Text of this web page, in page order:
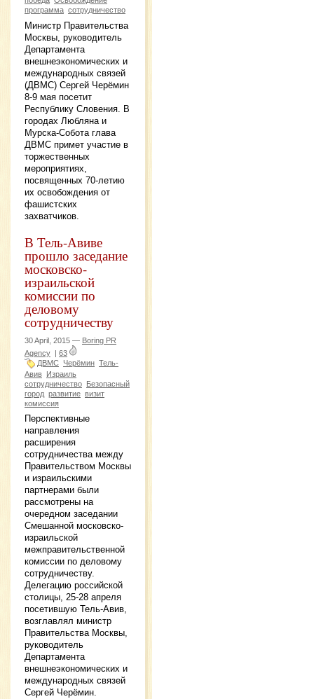
программа сотрудничество
Министр Правительства
Москвы, руководитель
Департамента
внешнеэкономических и
международных связей
(ДВМС) Сергей Черёмин
8-9 мая посетит
Республику Словения. В
городах Любляна и
Мурска-Собота глава
ДВМС примет участие в
торжественных
мероприятиях,
посвященных 70-летию
их освобождения от
фашистских
захватчиков.
В Тель-Авиве
прошло заседание
московско-
израильской
комиссии по
деловому
сотрудничеству
30 April, 2015 — Boring PR
Agency | 63
ДВМС Черёмин Тель-
Авив Израиль
сотрудничество Безопасный
город развитие визит
комиссия
Перспективные
направления
расширения
сотрудничества между
Правительством Москвы
и израильскими
партнерами были
рассмотрены на
очередном заседании
Смешанной московско-
израильской
межправительственной
комиссии по деловому
сотрудничеству.
Делегацию российской
столицы, 25-28 апреля
посетившую Тель-Авив,
возглавлял министр
Правительства Москвы,
руководитель
Департамента
внешнеэкономических и
международных связей
Сергей Черёмин.